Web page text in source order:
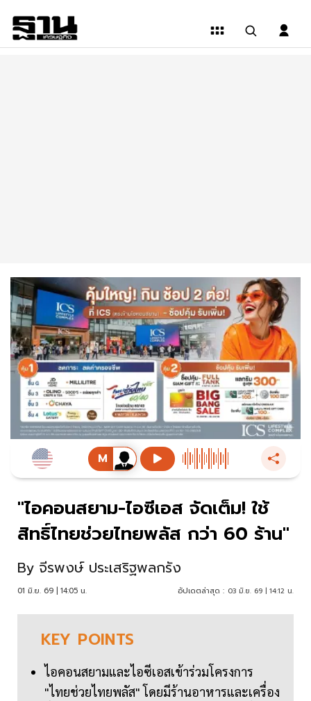
"ไอคอนสยาม-ไอซีเอส จัดเต็ม! ใช้
สิทธิ์ไทยช่วยไทยพลัส กว่า 60 ร้าน"
By จีรพงษ์ ประเสริฐพลกรัง
01 มิ.ย. 69 | 14:05 น. อัปเดตล่าสุด : 03 มิ.ย. 69 | 14:12 น.
KEY POINTS
ไอคอนสยามและไอซีเอสเข้าร่วมโครงการ
"ไทยช่วยไทยพลัส" โดยมีร้านอาหารและเครื่อง